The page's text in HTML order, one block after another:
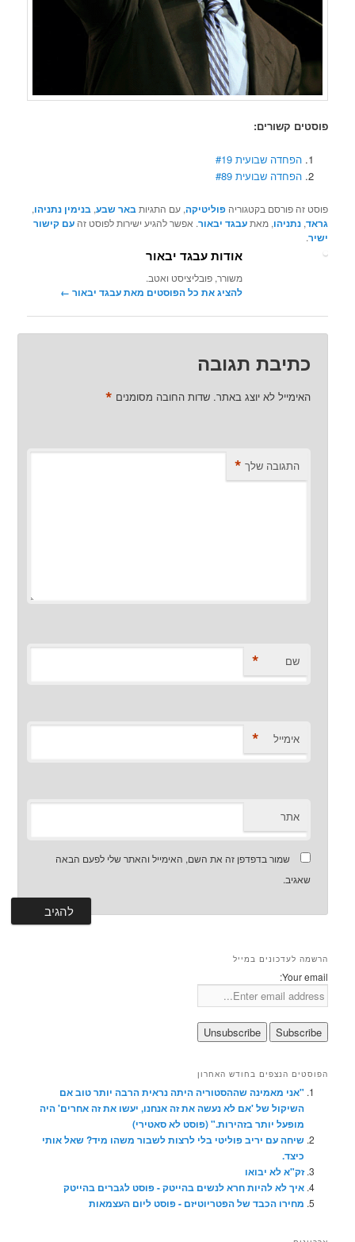
פוסטים קשורים:
הפחדה שבועית #19
הפחדה שבועית #89
פוסט זה פורסם בקטגוריהפוליטיקה, עם התגיותבאר שבע,בנימין נתניהו,
גראד,נתניהו, מאתעבגד יבאור. אפשר להגיע ישירות לפוסט זהעם קישור
ישיר.
אודות עבגד יבאור
משורר, פובליציסט ואטב.
להציג את כל הפוסטים מאת עבגד יבאור‏ ←
כתיבת תגובה
האימייל לא יוצג באתר. שדות החובה מסומנים *
התגובה שלך *
שם *
אימייל *
אתר
שמור בדפדפן זה את השם, האימייל והאתר שלי לפעם הבאה
שאגיב.
הרשמה לעדכונים במייל
Your email:
הפוסטים הנצפים בחודש האחרון
"אני מאמינה שההסטוריה היתה נראית הרבה יותר טוב אם
השיקול של 'אם לא נעשה את זה אנחנו, יעשו את זה אחרים' היה
מופעל יותר בזהירות." (פוסט לא סאטירי)
שיחה עם יריב פוליטי בלי לרצות לשבור משהו מיד? שאל אותי
כיצד.
זק"א לא יבואו
איך לא להיות חרא לנשים בהייטק - פוסט לגברים בהייטק
מחירו הכבד של הפטריוטיזם - פוסט ליום העצמאות